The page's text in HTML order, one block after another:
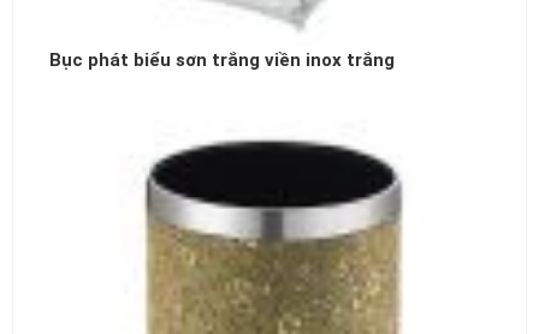
Bục phát biểu sơn trắng viền inox trắng